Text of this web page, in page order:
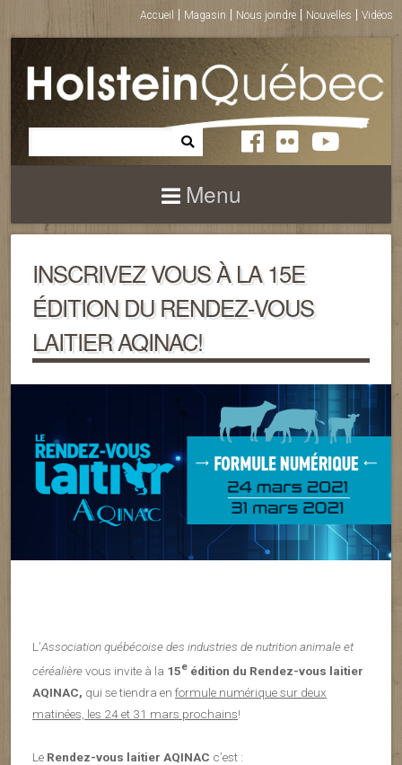
Accueil Magasin Nous joindre Nouvelles Vidéos
Menu
INSCRIVEZ VOUS À LA 15E
ÉDITION DU RENDEZ-VOUS
LAITIER AQINAC!
L’Association québécoise des industries de nutrition animale et
céréalièrevous invite à la 15e édition du Rendez-vous laitier
AQINAC, qui se tiendra en formule numérique sur deux
matinées, les 24 et 31 mars prochains!
Le Rendez-vous laitier AQINAC c’est :